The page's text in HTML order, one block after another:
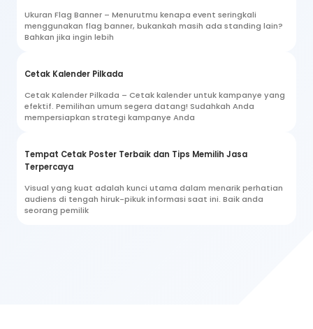
Ukuran Flag Banner – Menurutmu kenapa event seringkali
menggunakan flag banner, bukankah masih ada standing lain?
Bahkan jika ingin lebih
Cetak Kalender Pilkada
Cetak Kalender Pilkada – Cetak kalender untuk kampanye yang
efektif. Pemilihan umum segera datang! Sudahkah Anda
mempersiapkan strategi kampanye Anda
Tempat Cetak Poster Terbaik dan Tips Memilih Jasa
Terpercaya
Visual yang kuat adalah kunci utama dalam menarik perhatian
audiens di tengah hiruk-pikuk informasi saat ini. Baik anda
seorang pemilik